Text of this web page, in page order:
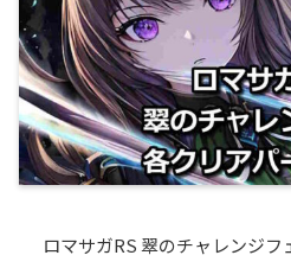
ロマサガRS 翠のチャレンジ